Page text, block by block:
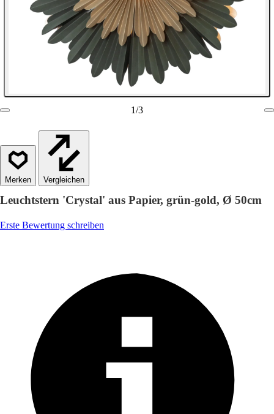
1/3
Vergleichen
Leuchtstern 'Crystal' aus Papier, grün-gold, Ø 50cm
Erste Bewertung schreiben